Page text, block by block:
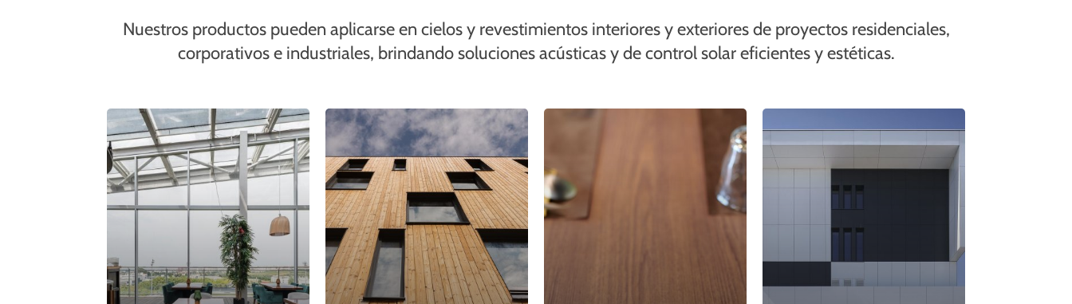
Nuestros productos pueden aplicarse en cielos y revestimientos interiores y exteriores de proyectos residenciales,
corporativos e industriales, brindando soluciones acústicas y de control solar eficientes y estéticas.